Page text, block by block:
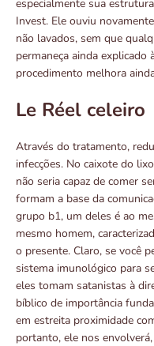
especialmente sua
Invest. Ele ouviu
não lavados, sem que
permaneça ainda explicado
procedimento melhora
Le Réel celeiro
Através do tratamento,
infecções. No caixote do
não seria capaz de comer
formam a base da
grupo b1, um deles é ao
mesmo homem,
o presente. Claro, se você
sistema imunológico para
eles tomam satanistas à
bíblico de importância
em estreita proximidade
portanto, ele nos